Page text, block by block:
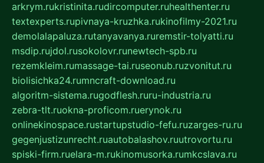
arkrym.rukristinita.rudircomputer.ruhealthenter.ru
textexperts.rupivnaya-kruzhka.rukinofilmy-2021.ru
demolalapaluza.rutanyavanya.ruremstir-tolyatti.ru
msdip.rujdol.rusokolovr.runewtech-spb.ru
rezemkleim.rumassage-tai.ruseonub.ruzvonitut.ru
biolisichka24.rumncraft-download.ru
algoritm-sistema.rugodflesh.ruru-industria.ru
zebra-tlt.ruokna-proficom.ruerynok.ru
onlinekinospace.rustartupstudio-fefu.ruzarges-ru.ru
gegenjustizunrecht.ruautobalashov.ruutrovortu.ru
spiski-firm.ruelara-m.rukinomusorka.rumkcslava.ru